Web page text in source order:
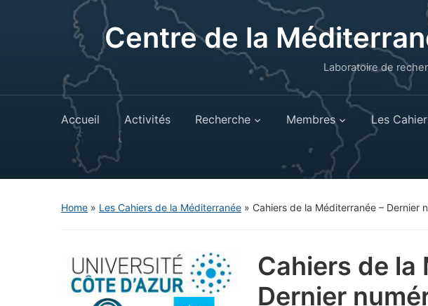
Centre de la
Laboratoire de
Accueil Activités Recherche Membres Les
Home » Les Cahiers de la Méditerranée » Cahiers de la Méditerranée – Dernier
Cahiers de la
Dernier